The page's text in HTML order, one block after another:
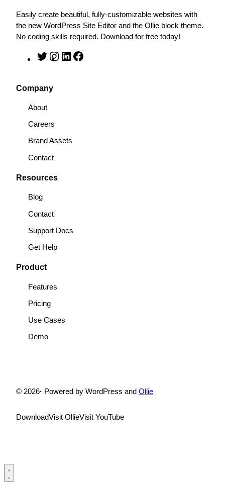
Easily create beautiful, fully-customizable websites with
the new WordPress Site Editor and the Ollie block theme.
No coding skills required. Download for free today!
T
t
r
a
L
Company
About
Careers
Brand Assets
Contact
Resources
Blog
Contact
Support Docs
Get Help
Product
Features
Pricing
Use Cases
Demo
© 2026· Powered by WordPress and Ollie
DownloadVisit OllieVisit YouTube